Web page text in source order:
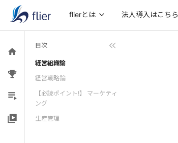
flierとは 法人導入はこちら
目次
経営組織論
経営戦略論
【必読ポイント!】 マーケティ
ング
生産管理